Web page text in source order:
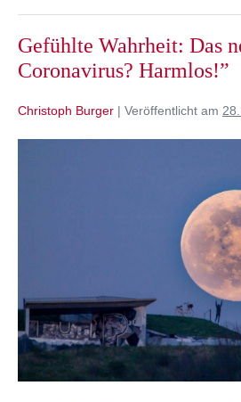
und
es
geht
Gefühlte Wahrheit: Das
Coronavirus? Harmlos!”
Christoph Burger | Veröffentlicht am